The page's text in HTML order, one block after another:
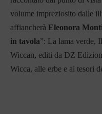
volume impreziosito dalle
affiancherà Eleonora
in tavola”: La lama verde,
Wiccan, editi da DZ
Wicca, alle erbe e ai tesori